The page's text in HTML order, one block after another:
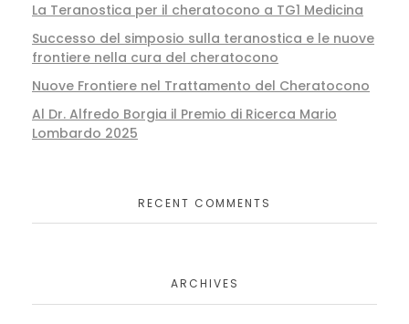
La Teranostica per il cheratocono a TG1 Medicina
Successo del simposio sulla teranostica e le nuove
frontiere nella cura del cheratocono
Nuove Frontiere nel Trattamento del Cheratocono
Al Dr. Alfredo Borgia il Premio di Ricerca Mario
Lombardo 2025
RECENT COMMENTS
ARCHIVES